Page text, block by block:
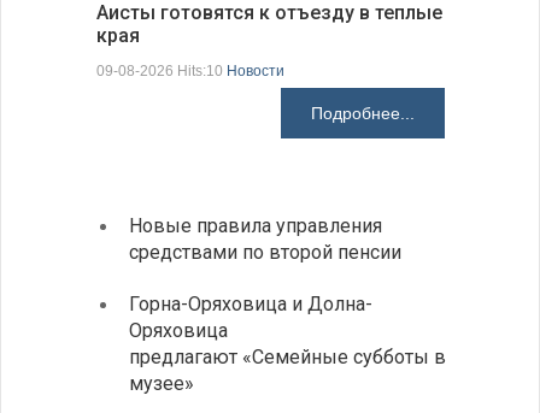
Аисты готовятся к отъезду в теплые
края
09-08-2026 Hits:10 Новости
Подробнее...
Новые правила управления
средствами по второй пенсии
Горна-Оряховица и Долна-
Оряховица
предлагают «Семейные субботы в
музее»